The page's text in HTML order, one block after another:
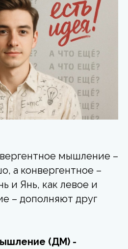
мышление –
а конвергентное –
и Янь, как левое и
– дополняют друг
(ДМ) -